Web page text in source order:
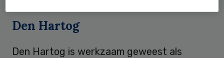
Den Hartog
Den Hartog is werkzaam geweest als